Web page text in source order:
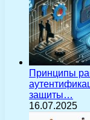
Принципы
защиты…
16.07.2025